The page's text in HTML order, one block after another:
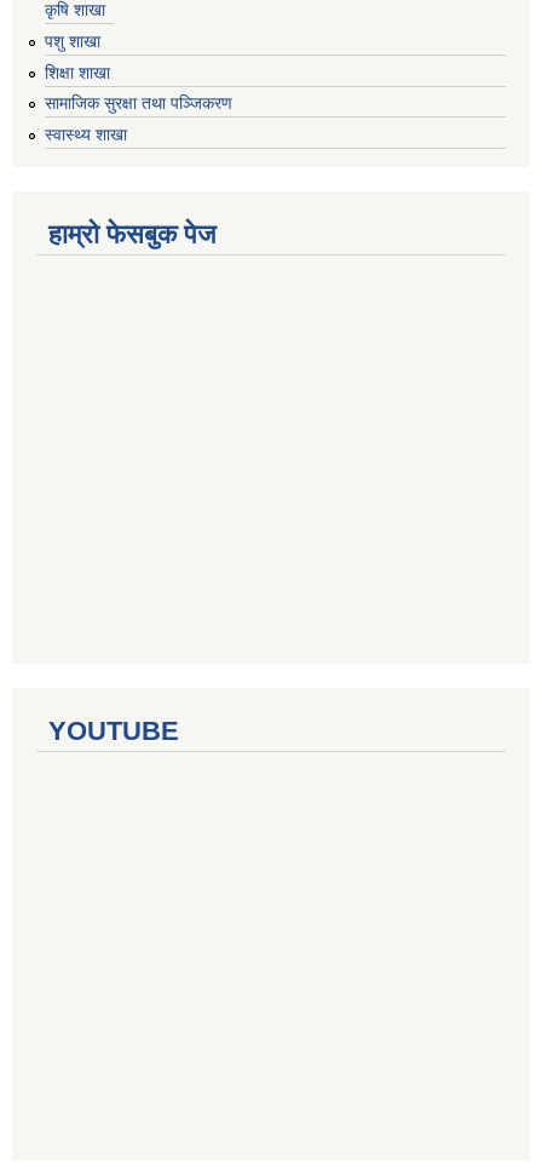
कृषि शाखा
पशु शाखा
शिक्षा शाखा
सामाजिक सुरक्षा तथा पञ्जिकरण
स्वास्थ्य शाखा
हाम्रो फेसबुक पेज
YOUTUBE